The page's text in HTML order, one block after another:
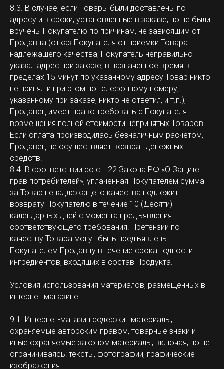
8.3. В случае, если Товары были доставлены по
адресу и в сроки, установленные в заказе, но не были
вручены Покупателю по причинам, не зависящим от
Продавца (отказ Покупателя от приемки Товара
надлежащего качества; Покупатель неправильно
указал адрес при заказе, в назначенное время в
пределах 15 минут по указанному адресу Товар никто
не принял и при этом по телефонному номеру,
указанному при заказе, никто не ответил, и т.п.),
Продавец имеет право требовать с Покупателя
возмещения полной стоимости непринятых Товаров.
Если оплата производилась безналичным расчетом,
Продавец не осуществляет возврат денежных
средств.
8.4. В соответствии со ст. 22 Закона РФ «О Защите
прав потребителей», уплаченная Покупателем сумма
за Товар ненадлежащего качества подлежит
возврату Покупателю в течение 10 (Десяти)
календарных дней с момента предъявления
соответствующего требования. Претензии по
качеству Товара могут быть предъявлены
Покупателем Продавцу в течение срока годности
ингредиентов, входящих в состав Продукта.
Условия использования материалов, размещённых в
интернет магазине
9.1. Интернет-магазин содержит материалы,
охраняемые авторским правом, товарные знаки и
иные охраняемые законом материалы, включая, но не
ограничиваясь: тексты, фотографии, графические
изображения.